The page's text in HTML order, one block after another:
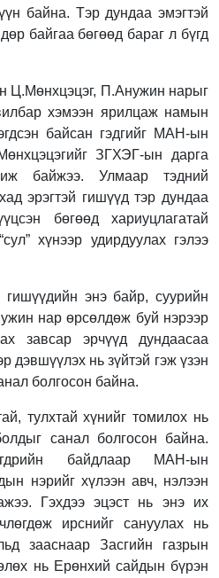
байна. Тэр дундаа эмэгтэй
байгаа бөгөөд бараг л бүгд
Ц.Мөнхцэцэг, П.Анужин нарыг
хэмээн ярилцаж намын
байсан гэдгийг МАН-ын
ЗГХЭГ-ын дарга
байжээ. Улмаар тэдний
эрэгтэй гишүүд тэр дундаа
бөгөөд хариуцлагатай
хүнээр удирдуулах гэлээ
энэ байр, суурийн
нар өрсөлдөж буй нэрээр
завсар эрчүүд дундаасаа
дэвшүүлэх нь зүйтэй гэж үзэн
болгосон байна.
тулхтай хүнийг томилох нь
санал болгосон байна.
байдлаар МАН-ын
нэрийг хүлээн авч, нэлээн
Гэхдээ эцэст нь энэ их
ирснийг сануулах нь
зааснаар Засгийн газрын
нь Ерөнхий сайдын бүрэн